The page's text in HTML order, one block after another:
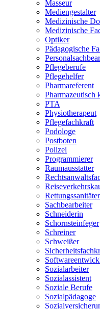
Masseur
Mediengestalter
Medizinische
Medizinische
Optiker
Pädagogische
Pflegeberufe
Pflegehelfer
Pharmareferent
Pharmazeutisch
PTA
Physiotherapeut
Pflegefachkraft
Podologe
Postboten
Polizei
Programmierer
Raumausstatter
Rettungssanitäter
Sachbearbeiter
Schneiderin
Schornsteinfeger
Schreiner
Schweißer
Sozialarbeiter
Sozialassistent
Soziale Berufe
Sozialpädagoge